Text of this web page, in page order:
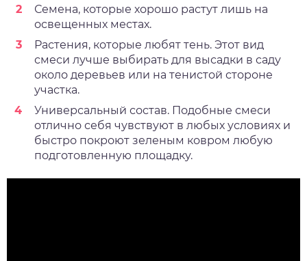
Семена, которые хорошо растут лишь на
освещенных местах.
Растения, которые любят тень. Этот вид
смеси лучше выбирать для высадки в саду
около деревьев или на тенистой стороне
участка.
Универсальный состав. Подобные смеси
отлично себя чувствуют в любых условиях и
быстро покроют зеленым ковром любую
подготовленную площадку.